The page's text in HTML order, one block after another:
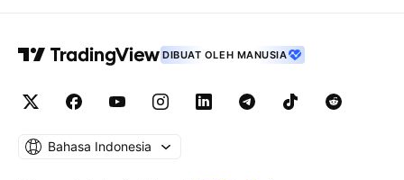
DIBUAT OLEH MANUSIA
Bahasa Indonesia